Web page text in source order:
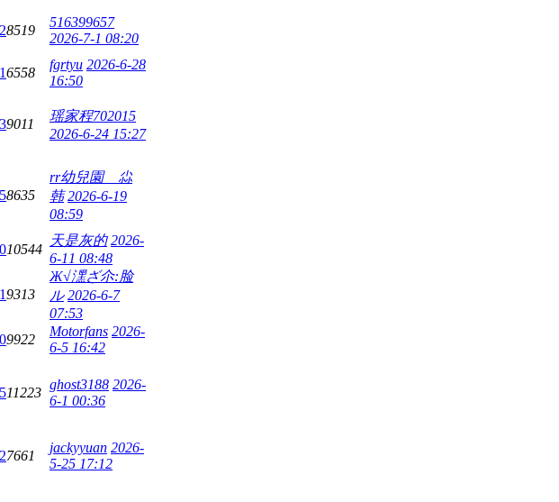
28519
516399657
2026-7-1 08:20
16558
fgrtyu 2026-6-28
16:50
39011
瑶家程702015
2026-6-24 15:27
58635
rr幼兒園ゝ尛
韩 2026-6-19
08:59
010544
天是灰的 2026-
6-11 08:48
19313
Ж√潶ざ尒:脸
ル 2026-6-7
07:53
09922
Motorfans 2026-
6-5 16:42
511223
ghost3188 2026-
6-1 00:36
27661
jackyyuan 2026-
5-25 17:12